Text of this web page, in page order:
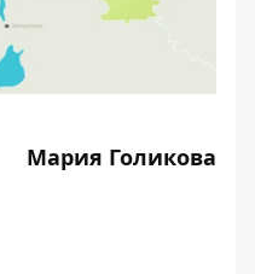
Мария Голикова